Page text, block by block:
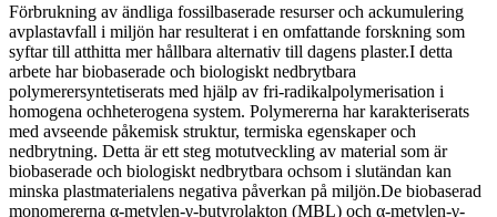
Förbrukning av ändliga fossilbaserade resurser och ackumulering
avplastavfall i miljön har resulterat i en omfattande forskning som
syftar till atthitta mer hållbara alternativ till dagens plaster.I detta
arbete har biobaserade och biologiskt nedbrytbara
polymerersyntetiserats med hjälp av fri-radikalpolymerisation i
homogena ochheterogena system. Polymererna har karakteriserats
med avseende påkemisk struktur, termiska egenskaper och
nedbrytning. Detta är ett steg motutveckling av material som är
biobaserade och biologiskt nedbrytbara ochsom i slutändan kan
minska plastmaterialens negativa påverkan på miljön.De biobaserad
monomererna α-metylen-γ-butyrolakton (MBL) och α-metylen-γ-